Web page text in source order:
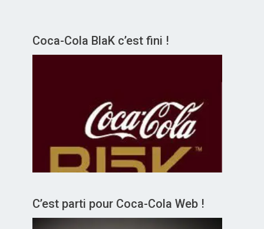
Coca-Cola BlaK c’est fini !
C’est parti pour Coca-Cola Web !